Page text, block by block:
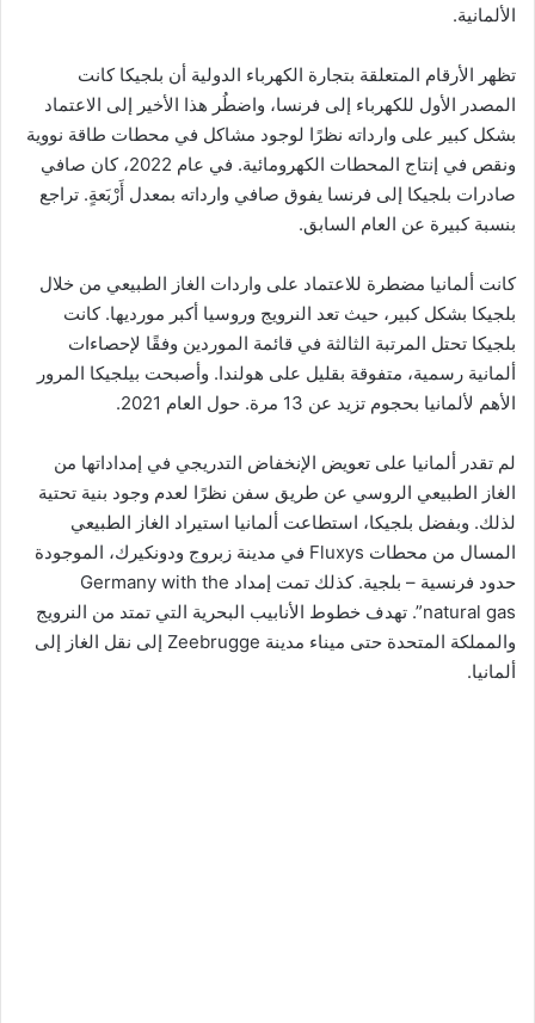
الألمانية.
تظهر الأرقام المتعلقة بتجارة الكهرباء الدولية أن بلجيكا كانت
المصدر الأول للكهرباء إلى فرنسا، واضطُر هذا الأخير إلى الاعتماد
بشكل كبير على وارداته نظرًا لوجود مشاكل في محطات طاقة نووية
ونقص في إنتاج المحطات الكهرومائية. في عام 2022، كان صافي
صادرات بلجيكا إلى فرنسا يفوق صافي وارداته بمعدل أَرْبَعةٍ. تراجع
بنسبة كبيرة عن العام السابق.
كانت ألمانيا مضطرة للاعتماد على واردات الغاز الطبيعي من خلال
بلجيكا بشكل كبير، حيث تعد النرويج وروسيا أكبر مورديها. كانت
بلجيكا تحتل المرتبة الثالثة في قائمة الموردين وفقًا لإحصاءات
ألمانية رسمية، متفوقة بقليل على هولندا. وأصبحت بيلجيكا المرور
الأهم لألمانيا بحجوم تزيد عن 13 مرة. حول العام 2021.
لم تقدر ألمانيا على تعويض الإنخفاض التدريجي في إمداداتها من
الغاز الطبيعي الروسي عن طريق سفن نظرًا لعدم وجود بنية تحتية
لذلك. وبفضل بلجيكا، استطاعت ألمانيا استيراد الغاز الطبيعي
المسال من محطات Fluxys في مدينة زبروج ودونكيرك، الموجودة
حدود فرنسية – بلجية. كذلك تمت إمداد Germany with the
natural gas”. تهدف خطوط الأنابيب البحرية التي تمتد من النرويج
والمملكة المتحدة حتى ميناء مدينة Zeebrugge إلى نقل الغاز إلى
ألمانيا.